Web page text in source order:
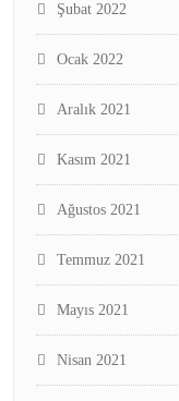
Şubat 2022
Ocak 2022
Aralık 2021
Kasım 2021
Ağustos 2021
Temmuz 2021
Mayıs 2021
Nisan 2021